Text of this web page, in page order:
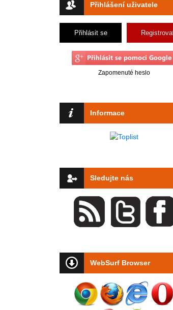
Přihlášení uživatele
Přihlásit se
Zapomenuté heslo
Informace
Sledujte nás
WebSurf Browser